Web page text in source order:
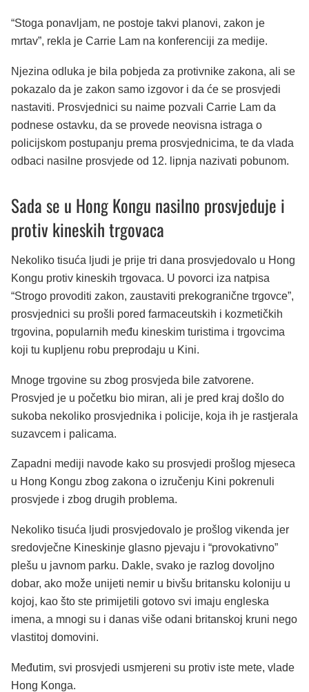
“Stoga ponavljam, ne postoje takvi planovi, zakon je
mrtav”, rekla je Carrie Lam na konferenciji za medije.
Njezina odluka je bila pobjeda za protivnike zakona, ali se
pokazalo da je zakon samo izgovor i da će se prosvjedi
nastaviti. Prosvjednici su naime pozvali Carrie Lam da
podnese ostavku, da se provede neovisna istraga o
policijskom postupanju prema prosvjednicima, te da vlada
odbaci nasilne prosvjede od 12. lipnja nazivati pobunom.
Sada se u Hong Kongu nasilno prosvjeduje i
protiv kineskih trgovaca
Nekoliko tisuća ljudi je prije tri dana prosvjedovalo u Hong
Kongu protiv kineskih trgovaca. U povorci iza natpisa
“Strogo provoditi zakon, zaustaviti prekogranične trgovce”,
prosvjednici su prošli pored farmaceutskih i kozmetičkih
trgovina, popularnih među kineskim turistima i trgovcima
koji tu kupljenu robu preprodaju u Kini.
Mnoge trgovine su zbog prosvjeda bile zatvorene.
Prosvjed je u početku bio miran, ali je pred kraj došlo do
sukoba nekoliko prosvjednika i policije, koja ih je rastjerala
suzavcem i palicama.
Zapadni mediji navode kako su prosvjedi prošlog mjeseca
u Hong Kongu zbog zakona o izručenju Kini pokrenuli
prosvjede i zbog drugih problema.
Nekoliko tisuća ljudi prosvjedovalo je prošlog vikenda jer
sredovječne Kineskinje glasno pjevaju i “provokativno”
plešu u javnom parku. Dakle, svako je razlog dovoljno
dobar, ako može unijeti nemir u bivšu britansku koloniju u
kojoj, kao što ste primijetili gotovo svi imaju engleska
imena, a mnogi su i danas više odani britanskoj kruni nego
vlastitoj domovini.
Međutim, svi prosvjedi usmjereni su protiv iste mete, vlade
Hong Konga.